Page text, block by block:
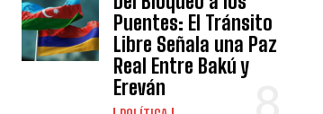
Puentes: El Tránsito
Libre Señala una Paz
Real Entre Bakú y
Ereván